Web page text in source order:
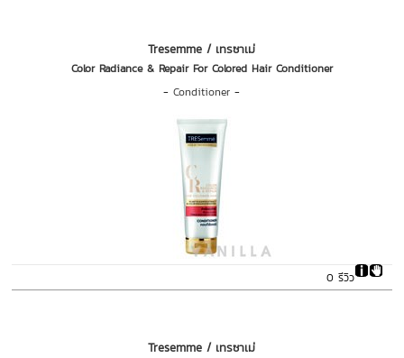
Tresemme / เทรซาเม่
Color Radiance & Repair For Colored Hair Conditioner
-Conditioner -
0 รีวิว
Tresemme / เทรซาเม่